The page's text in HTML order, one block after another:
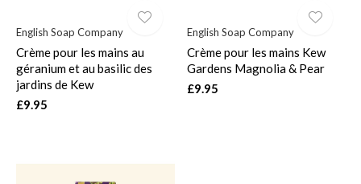
English Soap Company
Crème pour les mains au
géranium et au basilic des
jardins de Kew
£9.95
English Soap Company
Crème pour les mains Kew
Gardens Magnolia & Pear
£9.95